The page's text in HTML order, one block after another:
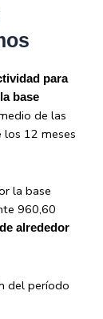
para
base
de las
los 12 meses
la base
960,60
alrededor
del período